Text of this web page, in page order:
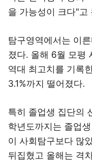
을 가능성이 크다"고
탐구영역에서는 이
졌다. 올해 6월 모평
역대 최고치를 기록
3.1%까지 떨어졌다.
특히 졸업생 집단의
학년도까지는 졸업
이 사회탐구보다 많
뒤집혔고 올해는 격